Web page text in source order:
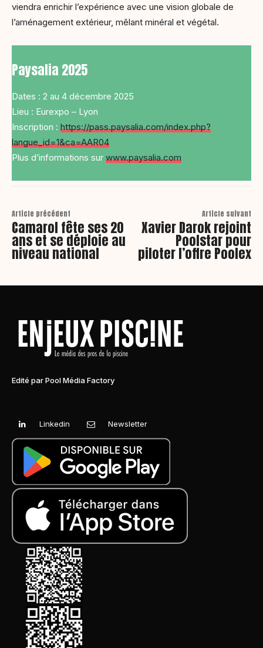
viendra enrichir l’expérience avec une vision globale de
l’aménagement extérieur, mêlant minéral et végétal.
Paysalia 2025
Dates : 2 au 4 décembre 2025
Lieu : Eurexpo – Lyon
Inscription : https://pass.paysalia.com/index.php?
langue_id=1&ca=AAR04
Plus d’informations sur www.paysalia.com
Article précédent
Camarol fête ses 20
ans et se déploie au
niveau national
Article suivant
Xavier Darok rejoint
Poolstar pour
piloter l’offre Poolex
Edité par Pool Média Factory
Linkedin Newsletter